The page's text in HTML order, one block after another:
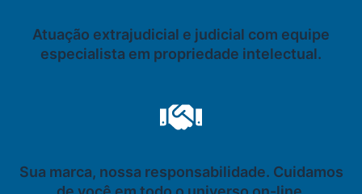
Atuação extrajudicial e judicial com equipe
especialista em propriedade intelectual.
Sua marca, nossa responsabilidade. Cuidamos